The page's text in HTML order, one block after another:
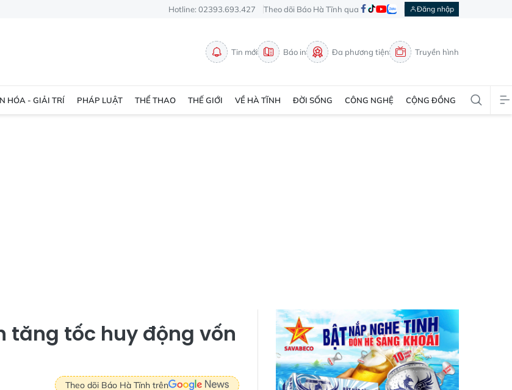
Hotline: 02393.693.427 Theo dõi Báo Hà Tĩnh qua Đăng nhập
Tin mới Báo in Đa phương tiện Truyền hình
HÓA - GIẢI TRÍ PHÁP LUẬT THỂ THAO THẾ GIỚI VỀ HÀ TĨNH ĐỜI SỐNG CÔNG NGHỆ CỘNG ĐỒNG
tăng tốc huy động vốn
Theo dõi Báo Hà Tĩnh trên